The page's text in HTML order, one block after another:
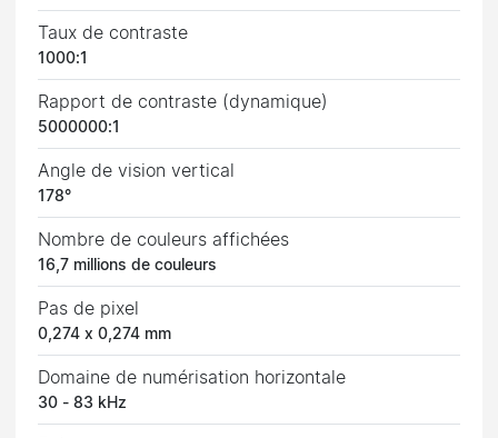
Taux de contraste
1000:1
Rapport de contraste (dynamique)
5000000:1
Angle de vision vertical
178°
Nombre de couleurs affichées
16,7 millions de couleurs
Pas de pixel
0,274 x 0,274 mm
Domaine de numérisation horizontale
30 - 83 kHz